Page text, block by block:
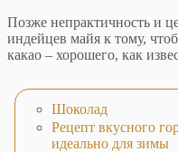
Позже непрактичность и
индейцев майя к тому,
какао – хорошего, как
Шоколад
Рецепт вкусного
идеально для зимы